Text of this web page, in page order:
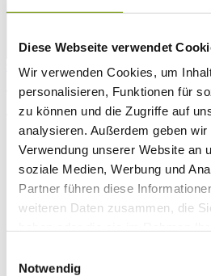
Diese Webseite verwendet
Wir verwenden Cookies, um
personalisieren, Funktionen für
zu können und die Zugriffe auf
analysieren. Außerdem geben
Verwendung unserer Website an
soziale Medien, Werbung und
Partner führen diese
weiteren Daten zusammen, die
Notwendig
zur Webcam
KONTAKT
Tel. +49 (0) 86 81/3 13
info@waginger-see.de Kontaktformular
Urlaubsplanung
Genussregion
Kulinarische Erlebnisse
Im Laboratorium des guten
im laboratorium des